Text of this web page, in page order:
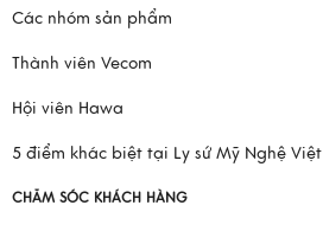
Các nhóm sản phẩm
Thành viên Vecom
Hội viên Hawa
5 điểm khác biệt tại Ly sứ Mỹ Nghệ Việt
CHĂM SÓC KHÁCH HÀNG